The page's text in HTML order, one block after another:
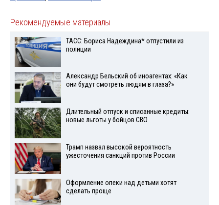
Рекомендуемые материалы
ТАСС: Бориса Надеждина* отпустили из
полиции
Александр Бельский об иноагентах: «Как
они будут смотреть людям в глаза?»
Длительный отпуск и списанные кредиты:
новые льготы у бойцов СВО
Трамп назвал высокой вероятность
ужесточения санкций против России
Оформление опеки над детьми хотят
сделать проще